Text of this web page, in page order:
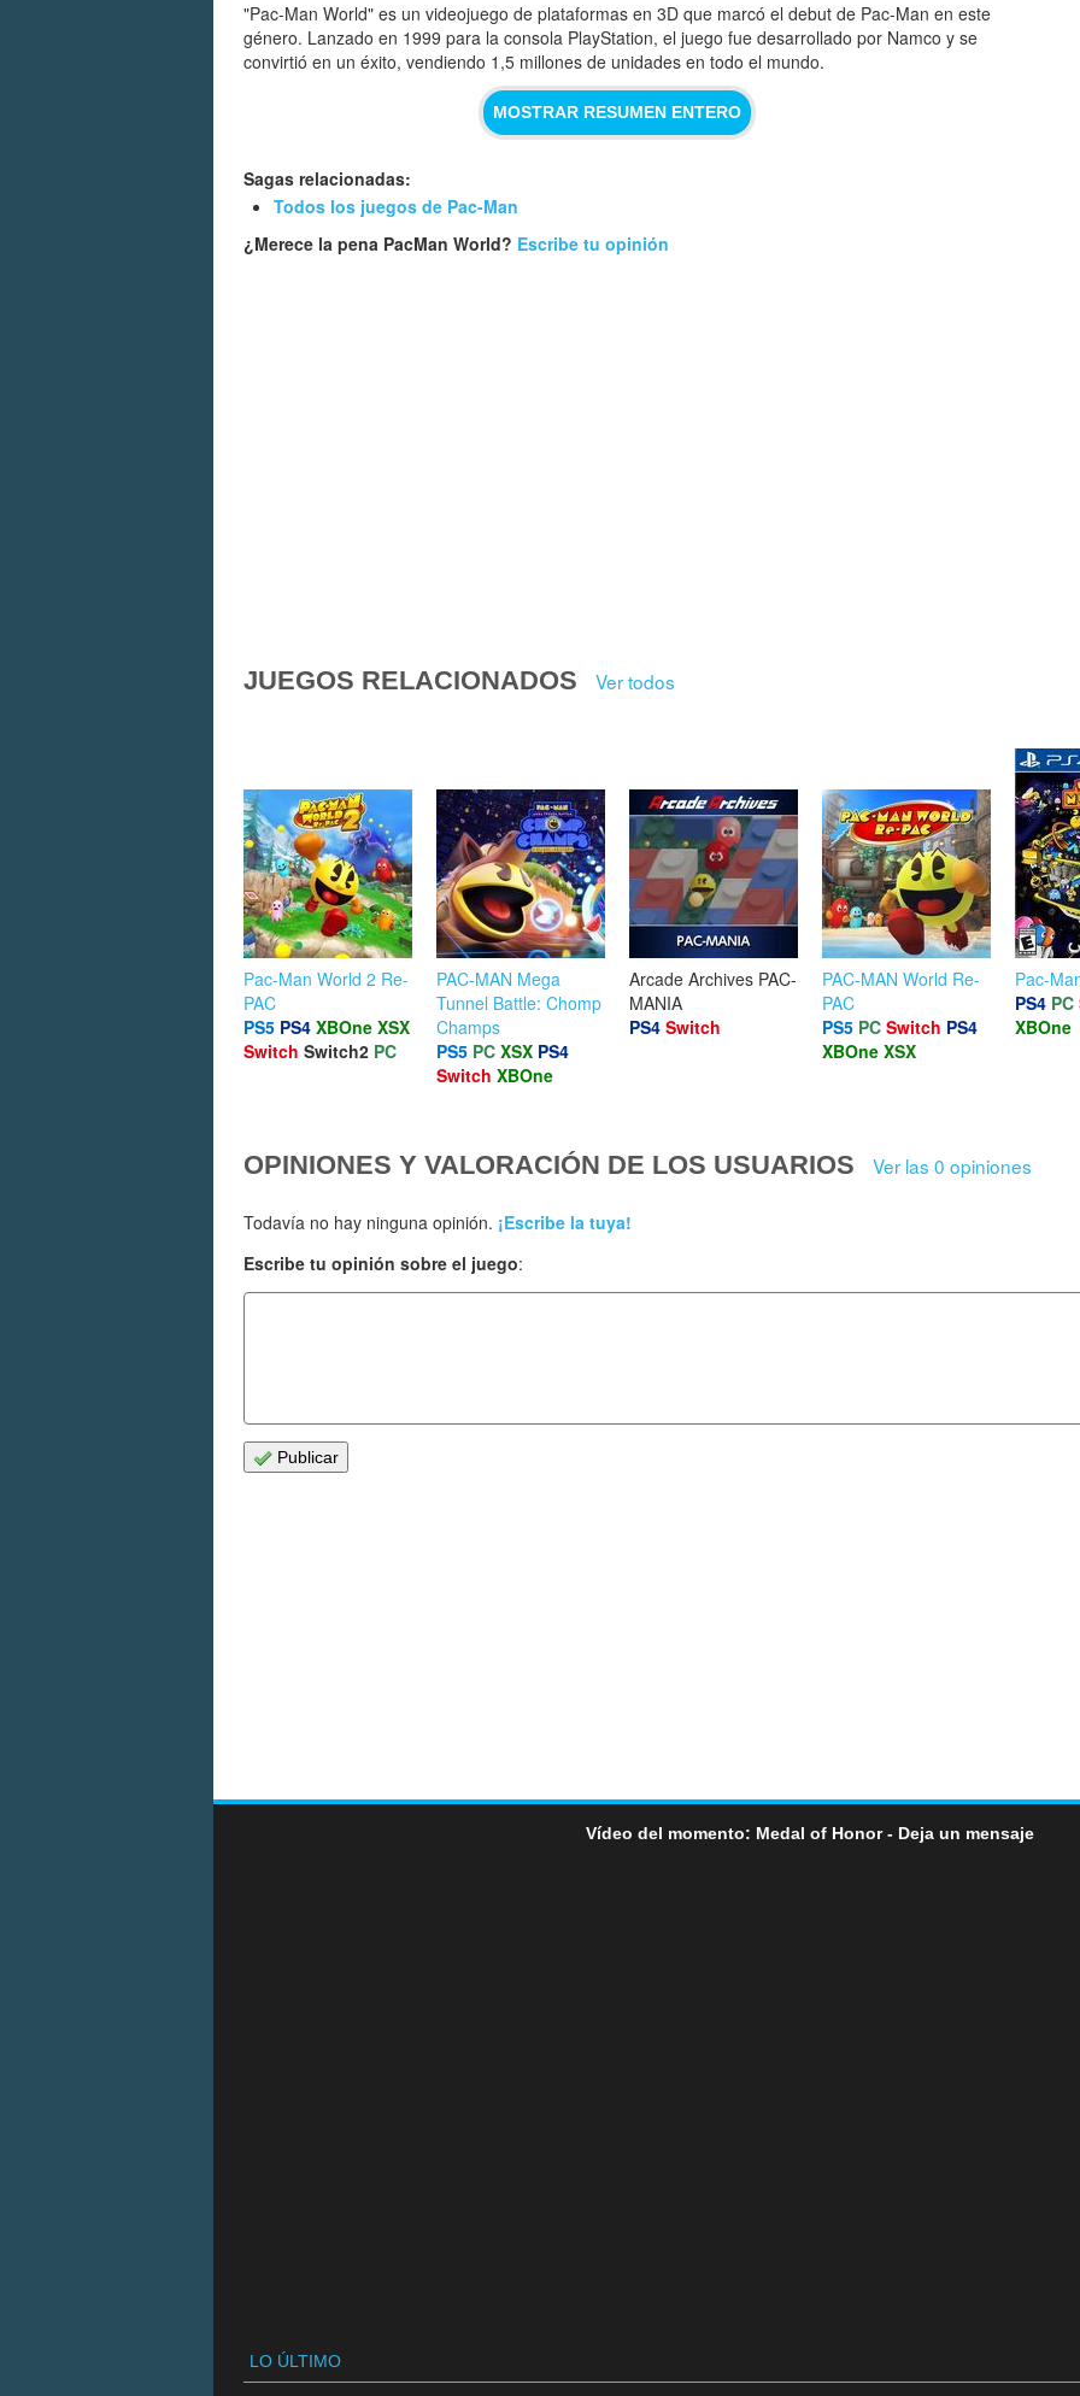
"Pac-Man World" es un videojuego de plataformas en 3D que marcó el debut de Pac-Man en este
género. Lanzado en 1999 para la consola PlayStation, el juego fue desarrollado por Namco y se
convirtió en un éxito, vendiendo 1,5 millones de unidades en todo el mundo.
MOSTRAR RESUMEN ENTERO
Sagas relacionadas:
Todos los juegos de Pac-Man
¿Merece la pena PacMan World? Escribe tu opinión
JUEGOS RELACIONADOS Ver todos
Pac-Man World 2 Re-
PAC
PS5 PS4 XBOne XSX
Switch Switch2 PC
PAC-MAN Mega
Tunnel Battle: Chomp
Champs
PS5 PC XSX PS4
Switch XBOne
Arcade Archives PAC-
MANIA
PS4 Switch
PAC-MAN World Re-
PAC
PS5 PC Switch PS4
XBOne XSX
Pac-
PS4 PC
XBOne
OPINIONES Y VALORACIÓN DE LOS USUARIOS Ver las 0 opiniones
Todavía no hay ninguna opinión. ¡Escribe la tuya!
Escribe tu opinión sobre el juego:
Publicar
Vídeo del momento: Medal of Honor - Deja un mensaje
LO ÚLTIMO